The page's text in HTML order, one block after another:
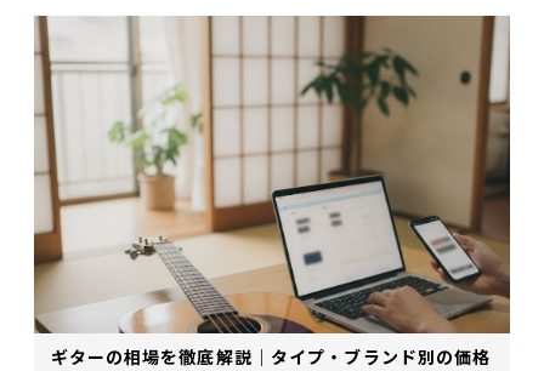
ギターの相場を徹底解説｜タイプ・ブランド別の価格